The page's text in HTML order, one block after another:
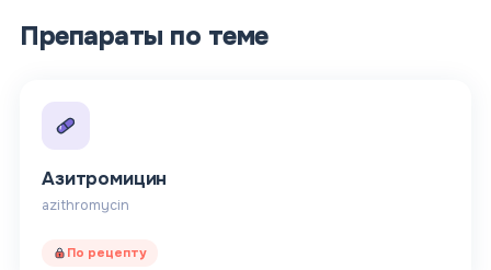
Препараты по теме
Азитромицин
azithromycin
По рецепту